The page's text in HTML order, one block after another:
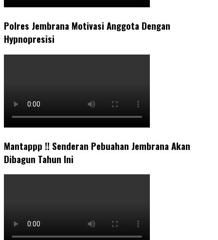
Polres Jembrana Motivasi Anggota Dengan
Hypnopresisi
Mantappp !! Senderan Pebuahan Jembrana Akan
Dibagun Tahun Ini